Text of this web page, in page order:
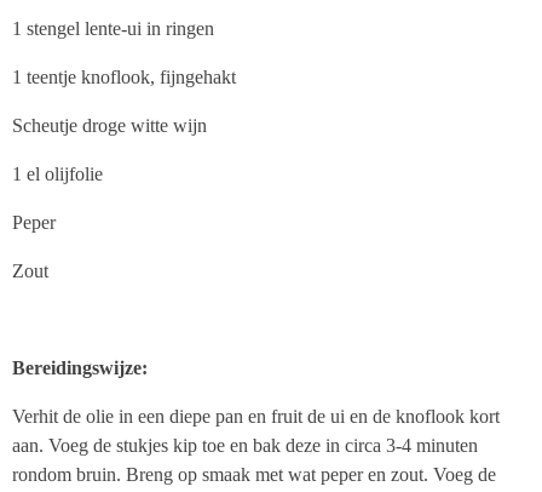
1 stengel lente-ui in ringen
1 teentje knoflook, fijngehakt
Scheutje droge witte wijn
1 el olijfolie
Peper
Zout
Bereidingswijze:
Verhit de olie in een diepe pan en fruit de ui en de knoflook kort
aan. Voeg de stukjes kip toe en bak deze in circa 3-4 minuten
rondom bruin. Breng op smaak met wat peper en zout. Voeg de